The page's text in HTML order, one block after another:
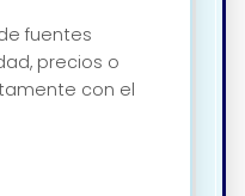
fuentes
precios o
con el